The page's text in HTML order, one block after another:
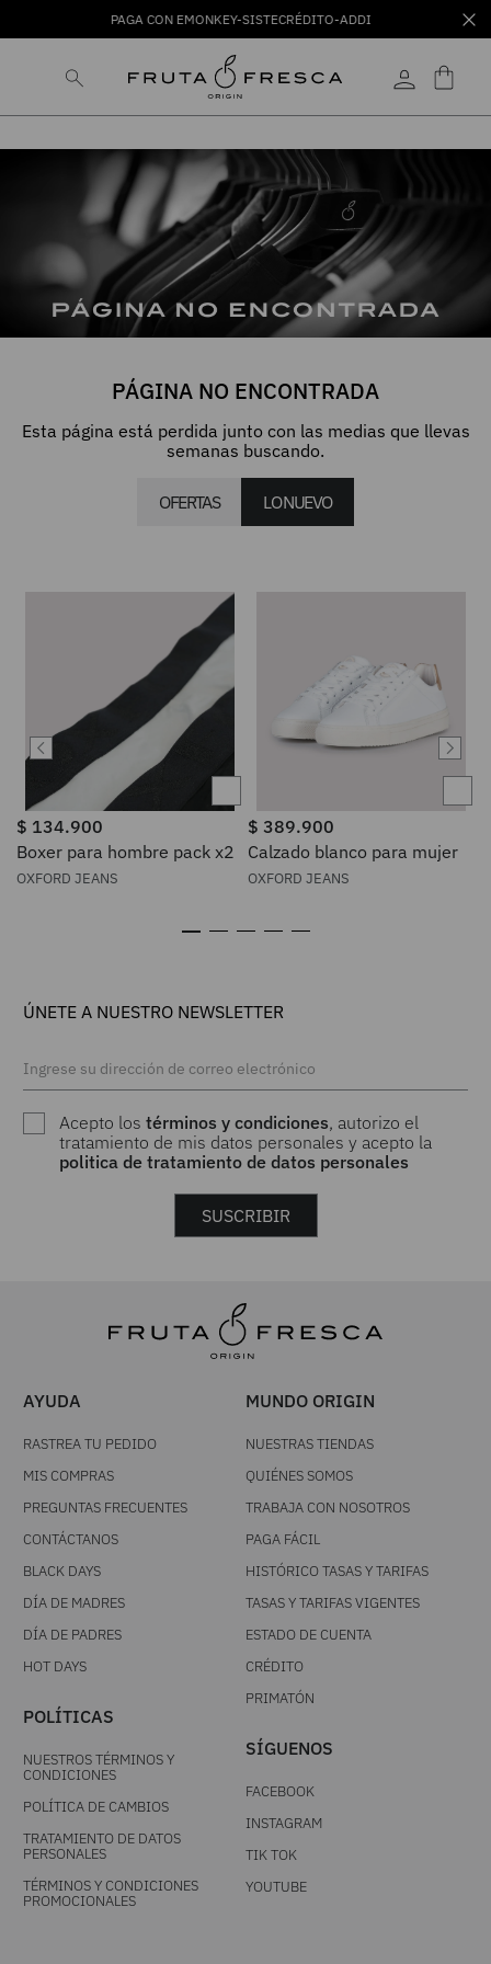
PAGA CON EMONKEY-SISTECRÉDITO-ADDI
PÁGINA NO ENCONTRADA
Esta página está perdida junto con las medias que llevas
semanas buscando.
OFERTAS LO NUEVO
$ 134.900
Boxer para hombre pack x2
OXFORD JEANS
$ 389.900
Calzado blanco para mujer
OXFORD JEANS
ÚNETE A NUESTRO NEWSLETTER
Acepto lostérminos y condiciones, autorizo el
tratamiento de mis datos personales y acepto la
politica de tratamiento de datos personales
SUSCRIBIR
AYUDA
RASTREA TU PEDIDO
MIS COMPRAS
PREGUNTAS FRECUENTES
CONTÁCTANOS
BLACK DAYS
DÍA DE MADRES
DÍA DE PADRES
HOT DAYS
POLÍTICAS
NUESTROS TÉRMINOS Y
CONDICIONES
POLÍTICA DE CAMBIOS
TRATAMIENTO DE DATOS
PERSONALES
TÉRMINOS Y CONDICIONES
PROMOCIONALES
MUNDO ORIGIN
NUESTRAS TIENDAS
QUIÉNES SOMOS
TRABAJA CON NOSOTROS
PAGA FÁCIL
HISTÓRICO TASAS Y TARIFAS
TASAS Y TARIFAS VIGENTES
ESTADO DE CUENTA
CRÉDITO
PRIMATÓN
SÍGUENOS
FACEBOOK
INSTAGRAM
TIK TOK
YOUTUBE